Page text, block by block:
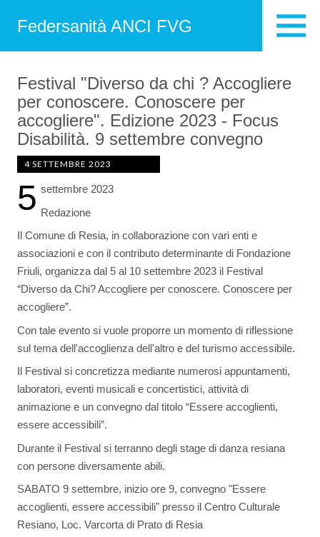
Federsanità ANCI FVG
Festival "Diverso da chi ? Accogliere
per conoscere. Conoscere per
accogliere". Edizione 2023 - Focus
Disabilità. 9 settembre convegno
4 SETTEMBRE 2023
5 settembre 2023
Redazione
Il Comune di Resia, in collaborazione con vari enti e
associazioni e con il contributo determinante di Fondazione
Friuli, organizza dal 5 al 10 settembre 2023 il Festival
“Diverso da Chi? Accogliere per conoscere. Conoscere per
accogliere”.
Con tale evento si vuole proporre un momento di riflessione
sul tema dell'accoglienza dell'altro e del turismo accessibile.
Il Festival si concretizza mediante numerosi appuntamenti,
laboratori, eventi musicali e concertistici, attività di
animazione e un convegno dal titolo “Essere accoglienti,
essere accessibili”.
Durante il Festival si terranno degli stage di danza resiana
con persone diversamente abili.
SABATO 9 settembre, inizio ore 9, convegno "Essere
accoglienti, essere accessibili" presso il Centro Culturale
Resiano, Loc. Varcorta di Prato di Resia